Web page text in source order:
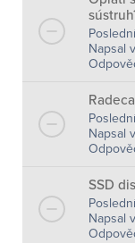
Napsal v
Radeca
Napsal v
SSD
Napsal v